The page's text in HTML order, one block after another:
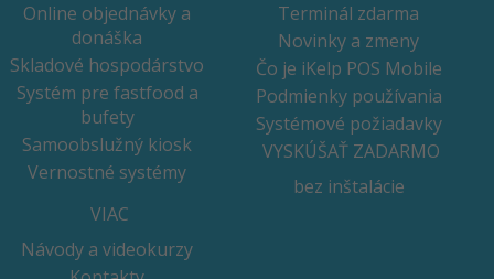
Online objednávky a
donáška
Skladové hospodárstvo
Systém pre fastfood a
bufety
Samoobslužný kiosk
Vernostné systémy
Terminál zdarma
Novinky a zmeny
Čo je iKelp POS Mobile
Podmienky používania
Systémové požiadavky
VYSKÚŠAŤ ZADARMO
bez inštalácie
VIAC
Návody a videokurzy